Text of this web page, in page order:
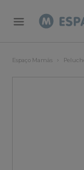
Espaço Mamãs